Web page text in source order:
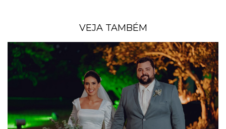
VEJA TAMBÉM